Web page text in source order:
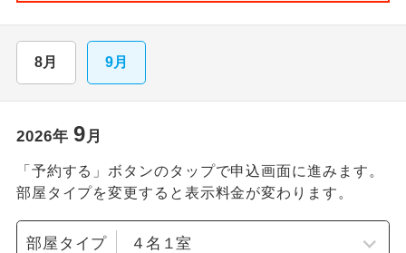
8月 9月
2026年 9 月
「予約する」ボタンのタップで申込画面に進みます。
部屋タイプを変更すると表示料金が変わります。
部屋タイプ